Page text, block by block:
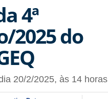
4ª
2025 do
20/2/2025, às 14 horas